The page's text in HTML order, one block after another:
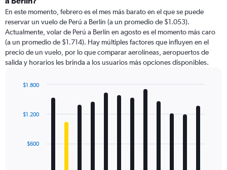
categories.
The
chart
has
1
Y
displaying
En este momento, febrero es el mes más barato en el que se puede
reservar un vuelo de Perú a Berlín (a un promedio de $1.053).
Actualmente, volar de Perú a Berlín en agosto es el momento más caro
(a un promedio de $1.714). Hay múltiples factores que influyen en el
precio de un vuelo, por lo que comparar aerolíneas, aeropuertos de
salida y horarios les brinda a los usuarios más opciones disponibles.
with
12
The$600
$1.200
$1.800